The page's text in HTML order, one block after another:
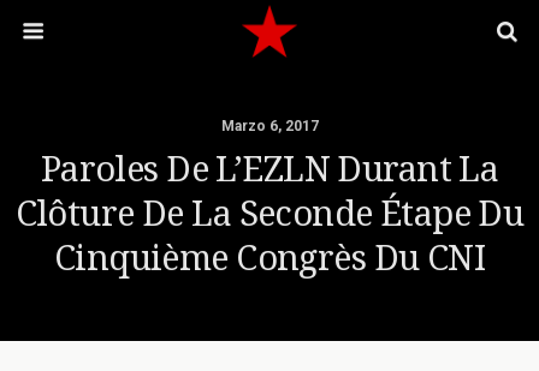
Marzo 6, 2017
Paroles De L’EZLN Durant La
Clôture De La Seconde Étape Du
Cinquième Congrès Du CNI